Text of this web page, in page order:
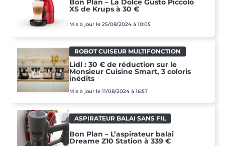
Bon Plan – La Dolce Gusto Piccolo
XS de Krups à 30 €
Mis à jour le 25/08/2024 à 10:05
ROBOT CUISEUR MULTIFONCTION
Lidl : 30 € de réduction sur le
Monsieur Cuisine Smart, 3 coloris
inédits
Mis à jour le 11/08/2024 à 16:57
ASPIRATEUR BALAI SANS FIL
Bon Plan – L’aspirateur balai
Dreame Z10 Station à 339 €